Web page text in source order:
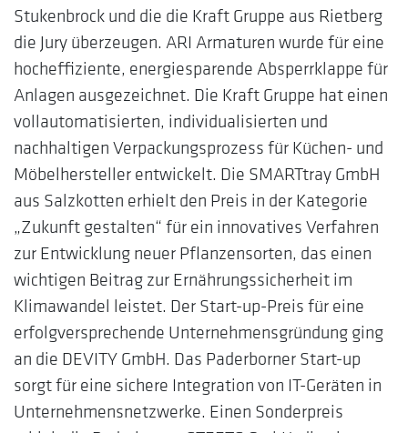
Stukenbrock und die die Kraft Gruppe aus Rietberg
die Jury überzeugen. ARI Armaturen wurde für eine
hocheffiziente, energiesparende Absperrklappe für
Anlagen ausgezeichnet. Die Kraft Gruppe hat einen
vollautomatisierten, individualisierten und
nachhaltigen Verpackungsprozess für Küchen- und
Möbelhersteller entwickelt. Die SMARTtray GmbH
aus Salzkotten erhielt den Preis in der Kategorie
„Zukunft gestalten“ für ein innovatives Verfahren
zur Entwicklung neuer Pflanzensorten, das einen
wichtigen Beitrag zur Ernährungssicherheit im
Klimawandel leistet. Der Start-up-Preis für eine
erfolgversprechende Unternehmensgründung ging
an die DEVITY GmbH. Das Paderborner Start-up
sorgt für eine sichere Integration von IT-Geräten in
Unternehmensnetzwerke. Einen Sonderpreis